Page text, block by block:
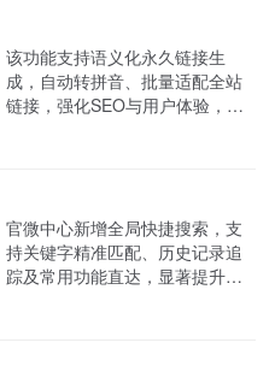
该功能支持语义化永久链接生
成，自动转拼音、批量适配全站
链接，强化SEO与用户体验，兼
官微中心新增全局快捷搜索，支
持关键字精准匹配、历史记录追
踪及常用功能直达，显著提升后